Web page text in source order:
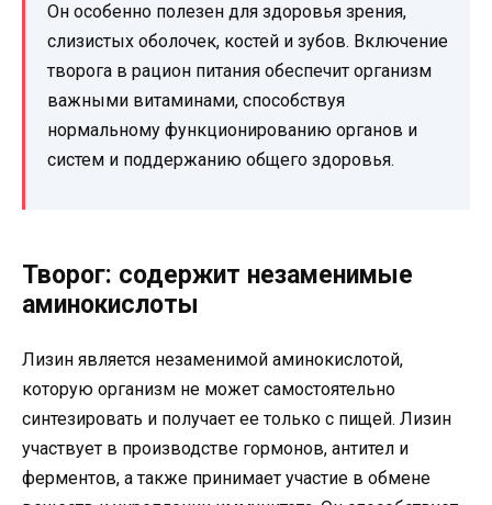
Он особенно полезен для здоровья зрения,
слизистых оболочек, костей и зубов. Включение
творога в рацион питания обеспечит организм
важными витаминами, способствуя
нормальному функционированию органов и
систем и поддержанию общего здоровья.
Творог: содержит незаменимые
аминокислоты
Лизин является незаменимой аминокислотой,
которую организм не может самостоятельно
синтезировать и получает ее только с пищей. Лизин
участвует в производстве гормонов, антител и
ферментов, а также принимает участие в обмене